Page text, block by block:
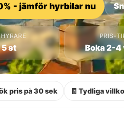
- jämför hyrbilar nu
5 st
PRIS-
Boka 2-4
pris på 30 sek 🧾 Tydliga